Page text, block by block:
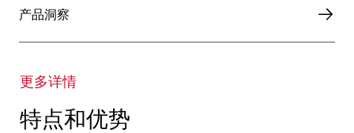
产品洞察
更多详情
特点和优势